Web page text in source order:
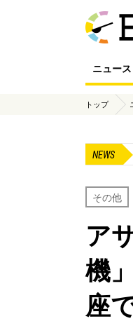
ニュース
トップ
NEWS
その他
ア
機
座